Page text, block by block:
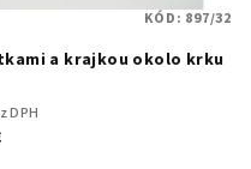
a krajkou okolo krku
DPH
KÓD: 897/32